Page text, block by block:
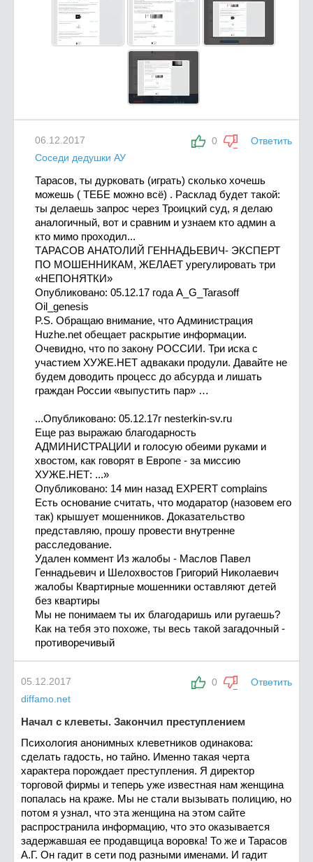
0 Ответить
06.12.2017
Соседи дедушки АУ
Тарасов, ты дурковать (играть) сколько хочешь
можешь ( ТЕБЕ можно всё) . Расклад будет такой:
ты делаешь запрос через Троицкий суд, я делаю
аналогичный, вот и сравним и узнаем кто админ а
кто мимо проходил...
ТАРАСОВ АНАТОЛИЙ ГЕННАДЬЕВИЧ- ЭКСПЕРТ
ПО МОШЕННИКАМ, ЖЕЛАЕТ урегулировать три
«НЕПОНЯТКИ»
Опубликовано: 05.12.17 года A_G_Tarasoff
Oil_genesis
P.S. Обращаю внимание, что Администрация
Huzhe.net обещает раскрытие информации.
Очевидно, что по закону РОССИИ. Три иска с
участием ХУЖЕ.НЕТ адвакаки продули. Давайте не
будем доводить процесс до абсурда и лишать
граждан России «выпустить пар» …
...Опубликовано: 05.12.17г nesterkin-sv.ru
Еще раз выражаю благодарность
АДМИНИСТРАЦИИ и голосую обеими руками и
хвостом, как говорят в Европе - за миссию
ХУЖЕ.НЕТ: ...»
Опубликовано: 14 мин назад EXPERT complains
Есть основание считать, что модаратор (назовем его
так) крышует мошенников. Доказательство
представляю, прошу провести внутренне
расследование.
Удален коммент Из жалобы - Маслов Павел
Геннадьевич и Шелохвостов Григорий Николаевич
жалобы Квартирные мошенники оставляют детей
без квартиры
Мы не понимаем ты их благодаришь или ругаешь?
Как на тебя это похоже, ты весь такой загадочный -
противоречивый
0 Ответить
05.12.2017
diffamo.net
Начал с клеветы. Закончил преступлением
Психология анонимных клеветников одинакова:
сделать гадость, но тайно. Именно такая черта
характера порождает преступления. Я директор
торговой фирмы и теперь уже известная нам женщина
попалась на краже. Мы не стали вызывать полицию, но
потом я узнал, что эта женщина на этом сайте
распространила информацию, что это оказывается
задержавшая ее продавщица воровка! То же и Тарасов
А.Г. Он гадит в сети под разными именами. И гадит